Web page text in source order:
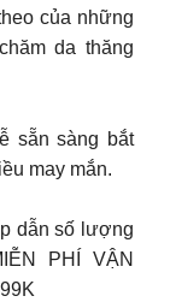
của những
da thăng
sẵn sàng bắt
may mắn.
dẫn số lượng
PHÍ VẬN